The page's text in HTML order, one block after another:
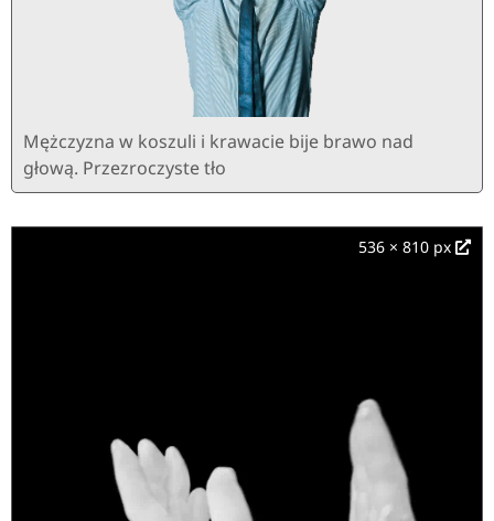
Mężczyzna w koszuli i krawacie bije brawo nad
głową. Przezroczyste tło
536 × 810 px